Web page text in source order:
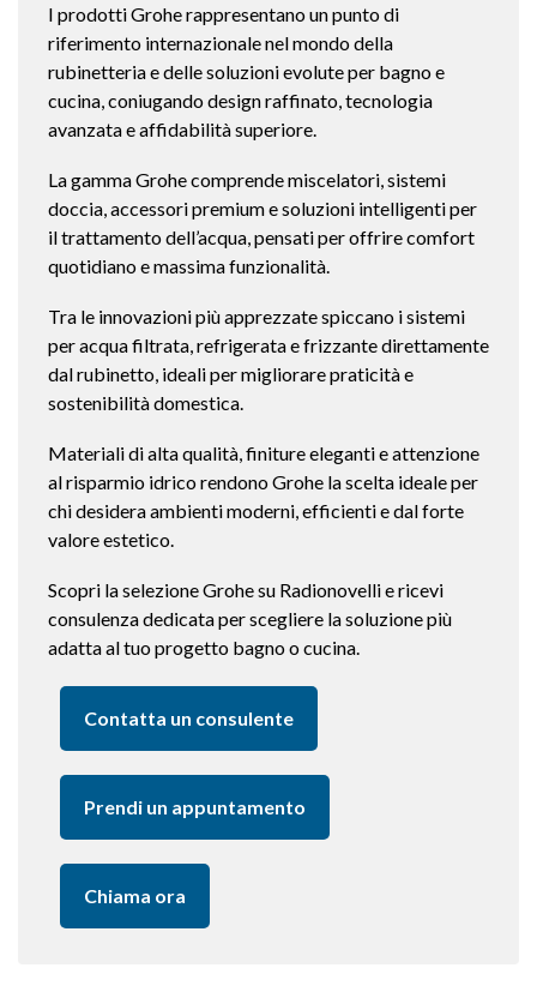
I prodotti Grohe rappresentano un punto di
riferimento internazionale nel mondo della
rubinetteria e delle soluzioni evolute per bagno e
cucina, coniugando design raffinato, tecnologia
avanzata e affidabilità superiore.
La gamma Grohe comprende miscelatori, sistemi
doccia, accessori premium e soluzioni intelligenti per
il trattamento dell’acqua, pensati per offrire comfort
quotidiano e massima funzionalità.
Tra le innovazioni più apprezzate spiccano i sistemi
per acqua filtrata, refrigerata e frizzante direttamente
dal rubinetto, ideali per migliorare praticità e
sostenibilità domestica.
Materiali di alta qualità, finiture eleganti e attenzione
al risparmio idrico rendono Grohe la scelta ideale per
chi desidera ambienti moderni, efficienti e dal forte
valore estetico.
Scopri la selezione Grohe su Radionovelli e ricevi
consulenza dedicata per scegliere la soluzione più
adatta al tuo progetto bagno o cucina.
Contatta un consulente
Prendi un appuntamento
Chiama ora